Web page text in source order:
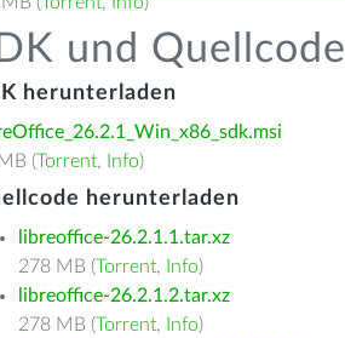
und Quellcode
herunterladen
(Torrent, Info)
herunterladen
libreoffice-26.2.1.1.tar.xz
278 MB (Torrent, Info)
libreoffice-26.2.1.2.tar.xz
278 MB (Torrent, Info)